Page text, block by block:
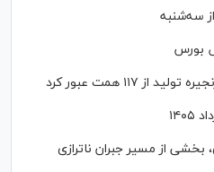
سه‌شنبه
۱۱۷ همت عبور کرد
از مسیر جبران ناترازی